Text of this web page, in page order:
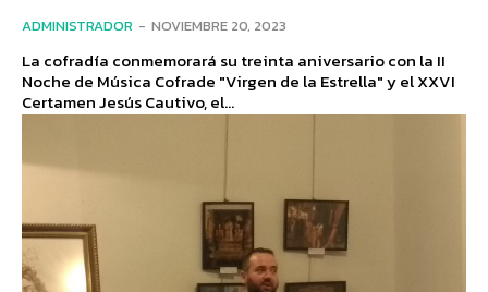
ADMINISTRADOR - NOVIEMBRE 20, 2023
La cofradía conmemorará su treinta aniversario con la II
Noche de Música Cofrade "Virgen de la Estrella" y el XXVI
Certamen Jesús Cautivo, el...